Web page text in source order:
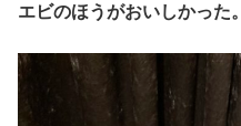
エビのほうがおいしかった。